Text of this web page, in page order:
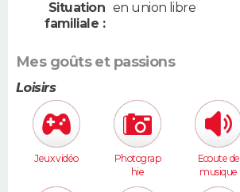
Situation
familiale :
en union libre
Mes goûts et passions
Loisirs
Jeux vidéo
Photograp
hie
Ecoute de
musique